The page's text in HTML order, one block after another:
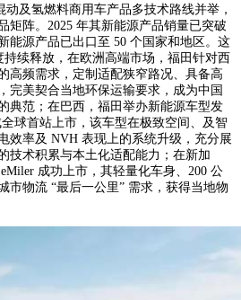
及氢燃料商用车产品多技术路线并举，
矩阵。2025 年其新能源产品销量已突破
能源产品已出口至 50 个国家和地区。这
持续释放，在欧洲高端市场，福田针对西
高频需求，定制适配狭窄路况、具备高
完美契合当地环保运输要求，成为中国
典范；在巴西，福田举办新能源车型发
全球首站上市，该车型在极致空间、及智
效率及 NVH 表现上的系统升级，充分展
技术积累与本土化适配能力；在新加
成功上市，其轻量化车身、200 公
市物流 “最后一公里” 需求，获得当地物